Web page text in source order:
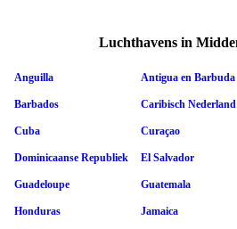
Luchthavens in
Anguilla Antigua en Barbuda
Barbados Caribisch Nederland
Cuba Curaçao
Dominicaanse Republiek El Salvador
Guadeloupe Guatemala
Honduras Jamaica